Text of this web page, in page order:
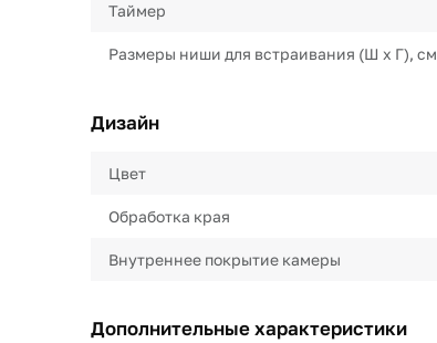
Таймер
Размеры ниши для встраивания (Ш х Г), см
Дизайн
Цвет
Обработка края
Внутреннее покрытие камеры
Дополнительные характеристики